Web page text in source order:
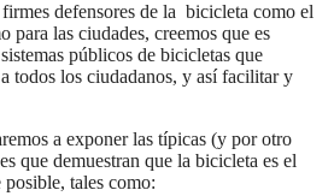
defensores de la bicicleta como el
para las ciudades, creemos que es
públicos de bicicletas que
todos los ciudadanos, y así facilitar y
a exponer las típicas (y por otro
que demuestran que la bicicleta es el
tales como: